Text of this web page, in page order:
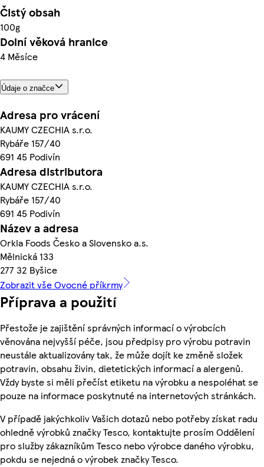
Čistý obsah
100g
Dolní věková hranice
4 Měsíce
Údaje o značce
Adresa pro vrácení
KAUMY CZECHIA s.r.o.
Rybáře 157/40
691 45 Podivín
Adresa distributora
KAUMY CZECHIA s.r.o.
Rybáře 157/40
691 45 Podivín
Název a adresa
Orkla Foods Česko a Slovensko a.s.
Mělnická 133
277 32 Byšice
Zobrazit vše Ovocné příkrmy
Příprava a použití
Přestože je zajištění správných informací o výrobcích
věnována nejvyšší péče, jsou předpisy pro výrobu potravin
neustále aktualizovány tak, že může dojít ke změně složek
potravin, obsahu živin, dietetických informací a alergenů.
Vždy byste si měli přečíst etiketu na výrobku a nespoléhat se
pouze na informace poskytnuté na internetových stránkách.
V případě jakýchkoliv Vašich dotazů nebo potřeby získat radu
ohledně výrobků značky Tesco, kontaktujte prosím Oddělení
pro služby zákazníkům Tesco nebo výrobce daného výrobku,
pokdu se nejedná o výrobek značky Tesco.